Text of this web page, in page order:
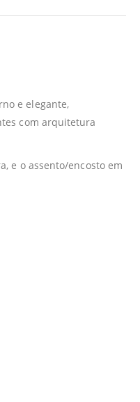
e elegante,
com arquitetura
e o assento/encosto em